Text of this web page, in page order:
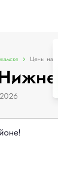
Цены на